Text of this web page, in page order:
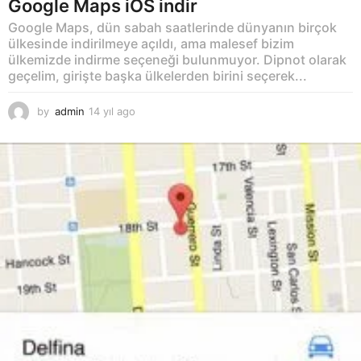
Google Maps iOS indir
Google Maps, dün sabah saatlerinde dünyanın birçok
ülkesinde indirilmeye açıldı, ama malesef bizim
ülkemizde indirme seçeneği bulunmuyor. Dipnot olarak
geçelim, girişte başka ülkelerden birini seçerek...
by admin 14 yıl ago
y
g
o